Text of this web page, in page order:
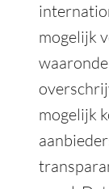
mogelijk
mogelijk